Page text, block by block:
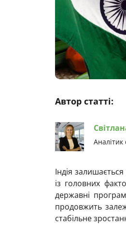
Автор статті:
Аналітик
Індія
із головних
державні
продовжить
стабільне